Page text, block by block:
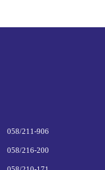
058/211-906
058/216-200